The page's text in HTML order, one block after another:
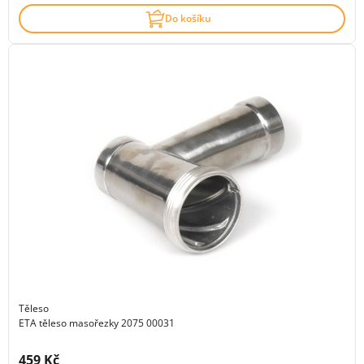
Do košíku
Těleso
ETA těleso masořezky 2075 00031
Cena s DPH:
459 Kč